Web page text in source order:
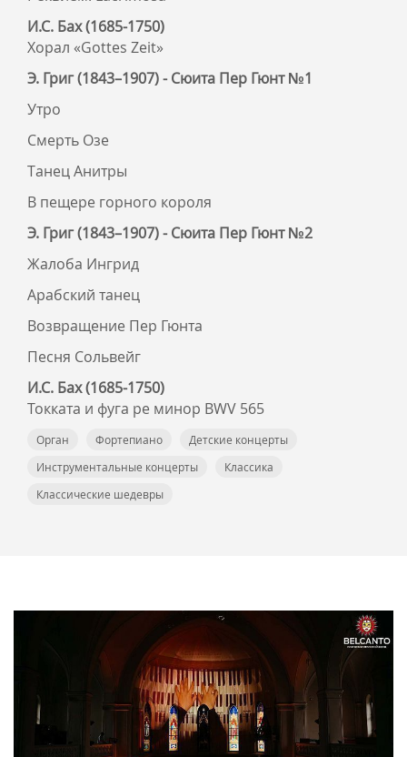
И.С. Бах (1685-1750)
Хорал «Gottes Zeit»
Э. Григ (1843–1907) - Сюита Пер Гюнт №1
Утро
Смерть Озе
Танец Анитры
В пещере горного короля
Э. Григ (1843–1907) - Сюита Пер Гюнт №2
Жалоба Ингрид
Арабский танец
Возвращение Пер Гюнта
Песня Сольвейг
И.С. Бах (1685-1750)
Токката и фуга ре минор BWV 565
Орган Фортепиано
Детские концерты
Инструментальные концерты
Классика
Классические шедевры